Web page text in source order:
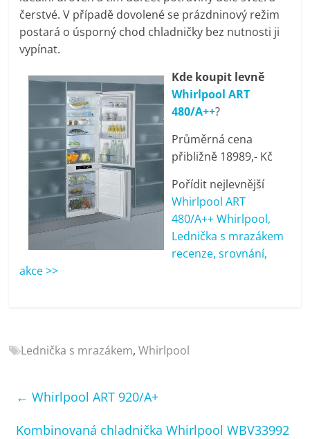
notebooky,
mobilní
telefony,
kávovary,
bazény
Nejlepší
elektronika
OK,
notebooky,
kávovary,
čerstvé. V případě dovolené se prázdninový režim
postará o úsporný chod chladničky bez nutnosti ji
vypínat.
Kde koupit levně
Whirlpool ART
480/A++?
Průměrná cena
přibližně 18989,- Kč
Pořídit nejlevnější
Whirlpool ART
480/A++ Whirlpool,
Lednička s mrazákem
recenze, srovnání,
akce >>
Lednička s mrazákem,Whirlpool
← Whirlpool ART 920/A+
Kombinovaná chladnička Whirlpool WBV33992